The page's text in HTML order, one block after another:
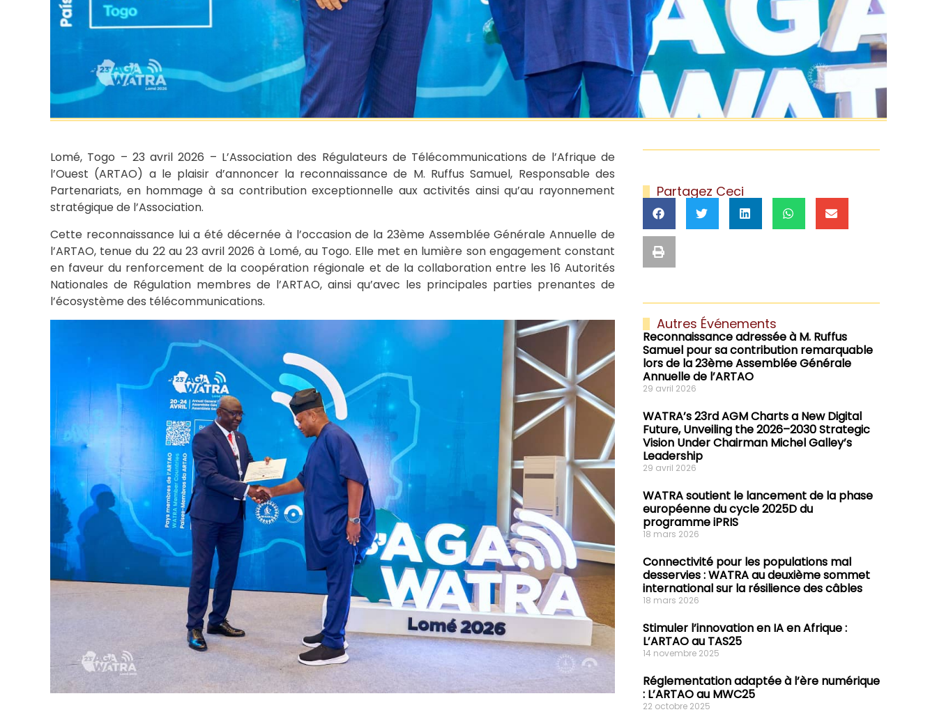
Lomé, Togo – 23 avril 2026 – L’Association des Régulateurs de Télécommunications de l’Afrique de
l’Ouest (ARTAO) a le plaisir d’annoncer la reconnaissance de M. Ruffus Samuel, Responsable des
Partenariats, en hommage à sa contribution exceptionnelle aux activités ainsi qu’au rayonnement
stratégique de l’Association.
Cette reconnaissance lui a été décernée à l’occasion de la 23ème Assemblée Générale Annuelle de
l’ARTAO, tenue du 22 au 23 avril 2026 à Lomé, au Togo. Elle met en lumière son engagement constant
en faveur du renforcement de la coopération régionale et de la collaboration entre les 16 Autorités
Nationales de Régulation membres de l’ARTAO, ainsi qu’avec les principales parties prenantes de
l’écosystème des télécommunications.
Partagez Ceci
Autres Événements
Reconnaissance adressée à M. Ruffus
Samuel pour sa contribution remarquable
lors de la 23ème Assemblée Générale
Annuelle de l’ARTAO
29 avril 2026
WATRA’s 23rd AGM Charts a New Digital
Future, Unveiling the 2026–2030 Strategic
Vision Under Chairman Michel Galley’s
Leadership
29 avril 2026
WATRA soutient le lancement de la phase
européenne du cycle 2025D du
programme iPRIS
18 mars 2026
Connectivité pour les populations mal
desservies : WATRA au deuxième sommet
international sur la résilience des câbles
18 mars 2026
Stimuler l’innovation en IA en Afrique :
L’ARTAO au TAS25
14 novembre 2025
Réglementation adaptée à l’ère numérique
: L’ARTAO au MWC25
22 octobre 2025